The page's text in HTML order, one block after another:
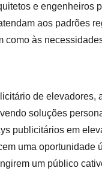
e engenheiros
aos padrões
como às
de elevadores,
soluções
publicitários em
uma oportunidade
um público